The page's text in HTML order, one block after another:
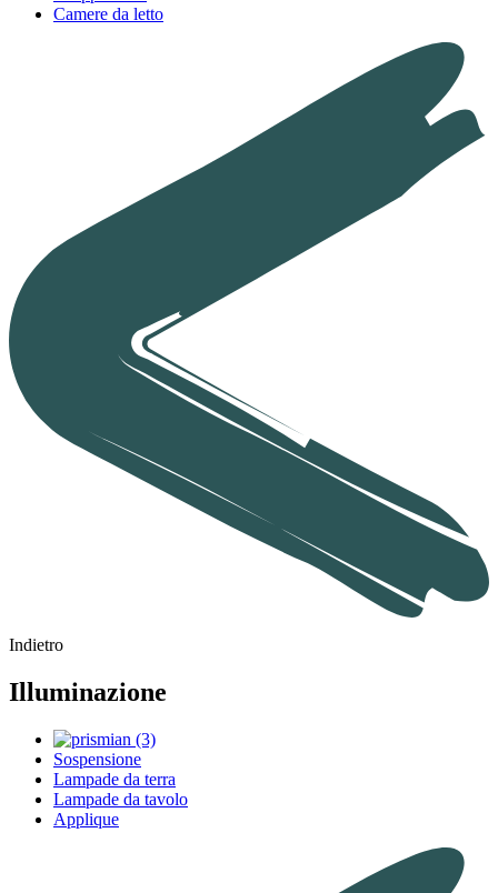
Camere da letto
Indietro
Illuminazione
Sospensione
Lampade da terra
Lampade da tavolo
Applique